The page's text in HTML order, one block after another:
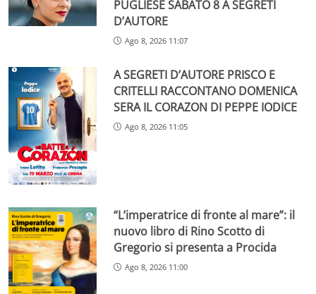
PUGLIESE SABATO 8 A SEGRETI
D’AUTORE
Ago 8, 2026 11:07
A SEGRETI D’AUTORE PRISCO E
CRITELLI RACCONTANO DOMENICA
SERA IL CORAZON DI PEPPE IODICE
Ago 8, 2026 11:05
“L’imperatrice di fronte al mare”: il
nuovo libro di Rino Scotto di
Gregorio si presenta a Procida
Ago 8, 2026 11:00